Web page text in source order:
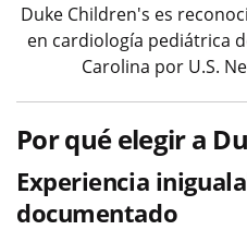
Duke Children's es
en cardiología pediátrica
Carolina por U.S.
Por qué elegir a
Experiencia
documentado